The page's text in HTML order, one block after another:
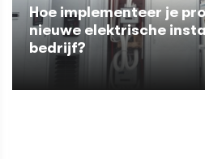
Hoe implementeer je
nieuwe elektrische
bedrijf?